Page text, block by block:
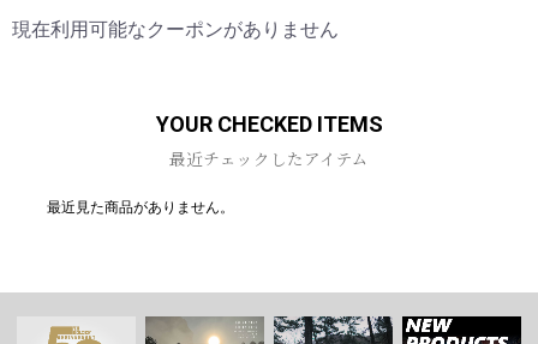
現在利用可能なクーポンがありません
YOUR CHECKED ITEMS
最近チェックしたアイテム
最近見た商品がありません。